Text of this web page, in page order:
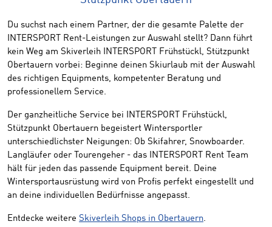
Du suchst nach einem Partner, der die gesamte Palette der
INTERSPORT Rent-Leistungen zur Auswahl stellt? Dann führt
kein Weg am Skiverleih INTERSPORT Frühstückl, Stützpunkt
Obertauern vorbei: Beginne deinen Skiurlaub mit der Auswahl
des richtigen Equipments, kompetenter Beratung und
professionellem Service.
Der ganzheitliche Service bei INTERSPORT Frühstückl,
Stützpunkt Obertauern begeistert Wintersportler
unterschiedlichster Neigungen: Ob Skifahrer, Snowboarder.
Langläufer oder Tourengeher - das INTERSPORT Rent Team
hält für jeden das passende Equipment bereit. Deine
Wintersportausrüstung wird von Profis perfekt eingestellt und
an deine individuellen Bedürfnisse angepasst.
Entdecke weitere Skiverleih Shops in Obertauern.